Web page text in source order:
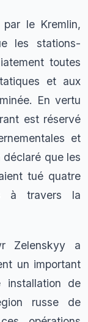
le Kremlin,
les stations-
toutes
et aux
En vertu
est réservé
et
que les
tué quatre
à travers la
Zelenskyy a
un important
installation de
russe de